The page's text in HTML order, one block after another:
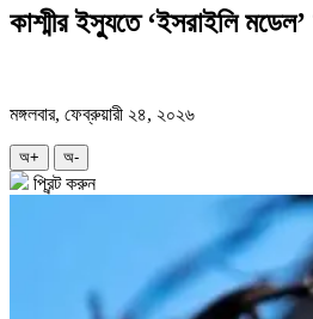
কাশ্মীর ইস্যুতে ‘ইসরাইলি
মঙ্গলবার, ফেব্রুয়ারী ২৪, ২০২৬
অ+ অ-
প্রিন্ট করুন